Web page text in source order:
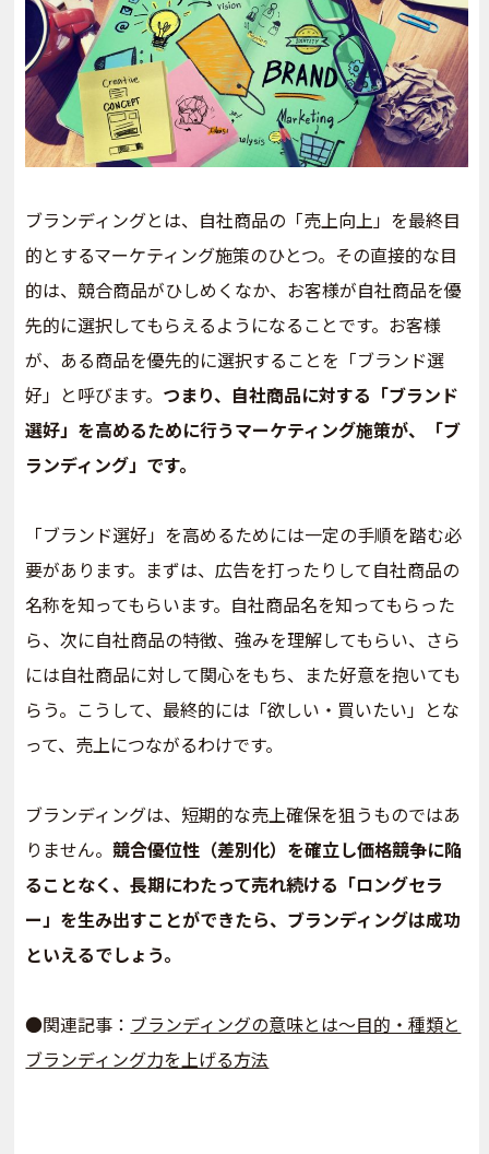
ブランディングとは、自社商品の「売上向上」を最終目
的とするマーケティング施策のひとつ。その直接的な目
的は、競合商品がひしめくなか、お客様が自社商品を優
先的に選択してもらえるようになることです。お客様
が、ある商品を優先的に選択することを「ブランド選
好」と呼びます。 つまり、自社商品に対する「ブランド
選好」を高めるために行うマーケティング施策が、「ブ
ランディング」です。
「ブランド選好」を高めるためには一定の手順を踏む必
要があります。まずは、広告を打ったりして自社商品の
名称を知ってもらいます。自社商品名を知ってもらった
ら、次に自社商品の特徴、強みを理解してもらい、さら
には自社商品に対して関心をもち、また好意を抱いても
らう。こうして、最終的には「欲しい・買いたい」とな
って、売上につながるわけです。
ブランディングは、短期的な売上確保を狙うものではあ
りません。競合優位性（差別化）を確立し価格競争に陥
ることなく、長期にわたって売れ続ける「ロングセラ
ー」を生み出すことができたら、ブランディングは成功
といえるでしょう。
●関連記事： ブランディングの意味とは～目的・種類と
ブランディング力を上げる方法